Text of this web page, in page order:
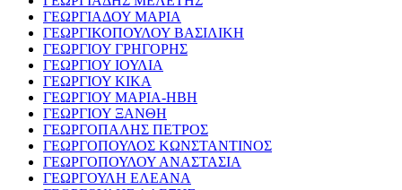
ΓΕΩΡΓΙΑΔΟΥ ΜΑΡΙΑ
ΓΕΩΡΓΙΚΟΠΟΥΛΟΥ ΒΑΣΙΛΙΚΗ
ΓΕΩΡΓΙΟΥ ΓΡΗΓΟΡΗΣ
ΓΕΩΡΓΙΟΥ ΙΟΥΛΙΑ
ΓΕΩΡΓΙΟΥ ΚΙΚΑ
ΓΕΩΡΓΙΟΥ ΜΑΡΙΑ-ΗΒΗ
ΓΕΩΡΓΙΟΥ ΞΑΝΘΗ
ΓΕΩΡΓΟΠΑΛΗΣ ΠΕΤΡΟΣ
ΓΕΩΡΓΟΠΟΥΛΟΣ ΚΩΝΣΤΑΝΤΙΝΟΣ
ΓΕΩΡΓΟΠΟΥΛΟΥ ΑΝΑΣΤΑΣΙΑ
ΓΕΩΡΓΟΥΛΗ ΕΛΕΑΝΑ